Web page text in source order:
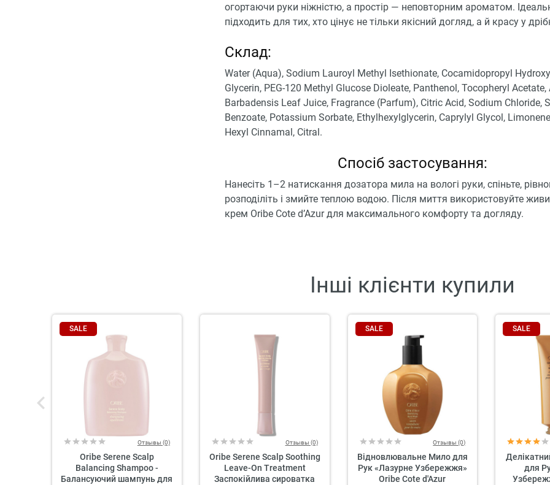
огортаючи руки ніжністю, а простір — неповторним ароматом.
підходить для тих, хто цінує не тільки якісний догляд, а й красу у
Склад:
Water (Aqua), Sodium Lauroyl Methyl Isethionate, Cocamidopropyl
Glycerin, PEG-120 Methyl Glucose Dioleate, Panthenol, Tocopheryl Acetate,
Barbadensis Leaf Juice, Fragrance (Parfum), Citric Acid, Sodium Chloride,
Benzoate, Potassium Sorbate, Ethylhexylglycerin, Caprylyl Glycol,
Hexyl Cinnamal, Citral.
Спосіб застосування:
Нанесіть 1–2 натискання дозатора мила на вологі руки, спіньте,
розподіліть і змийте теплою водою. Після миття використовуйте
крем Oribe Cote d’Azur для максимального комфорту та догляду.
Інші клієнти купили
SALE
Отзывы (0)
Oribe Serene Scalp
Balancing Shampoo -
Балансуючий шампунь для
Отзывы (0)
Oribe Serene Scalp Soothing
Leave-On Treatment
Заспокійлива сироватка
SALE
Отзывы (0)
Відновлювальне Мило для
Рук «Лазурне Узбережжя»
Oribe Cote d'Azur
SALE
для